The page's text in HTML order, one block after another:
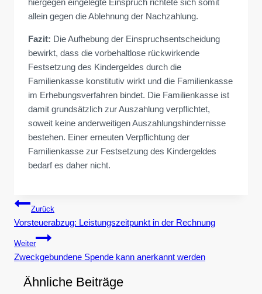
hiergegen eingelegte Einspruch richtete sich somit
allein gegen die Ablehnung der Nachzahlung.
Fazit: Die Aufhebung der Einspruchsentscheidung
bewirkt, dass die vorbehaltlose rückwirkende
Festsetzung des Kindergeldes durch die
Familienkasse konstitutiv wirkt und die Familienkasse
im Erhebungsverfahren bindet. Die Familienkasse ist
damit grundsätzlich zur Auszahlung verpflichtet,
soweit keine anderweitigen Auszahlungshindernisse
bestehen. Einer erneuten Verpflichtung der
Familienkasse zur Festsetzung des Kindergeldes
bedarf es daher nicht.
Beitragsnavigation
Zurück
Vorsteuerabzug: Leistungszeitpunkt in der Rechnung
Weiter
Zweckgebundene Spende kann anerkannt werden
Ähnliche Beiträge